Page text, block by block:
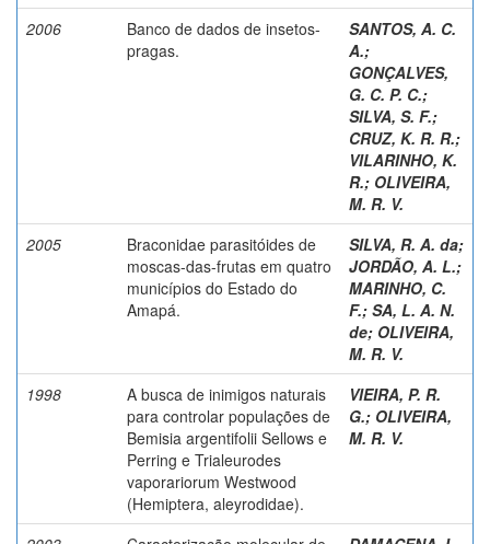
2006
Banco de dados de insetos-
pragas.
SANTOS, A. C.
A.;
GONÇALVES,
G. C. P. C.;
SILVA, S. F.;
CRUZ, K. R. R.;
VILARINHO, K.
R.; OLIVEIRA,
M. R. V.
2005
Braconidae parasitóides de
moscas-das-frutas em quatro
municípios do Estado do
Amapá.
SILVA, R. A. da;
JORDÃO, A. L.;
MARINHO, C.
F.; SA, L. A. N.
de; OLIVEIRA,
M. R. V.
1998
A busca de inimigos naturais
para controlar populações de
Bemisia argentifolii Sellows e
Perring e Trialeurodes
vaporariorum Westwood
(Hemiptera, aleyrodidae).
VIEIRA, P. R.
G.; OLIVEIRA,
M. R. V.